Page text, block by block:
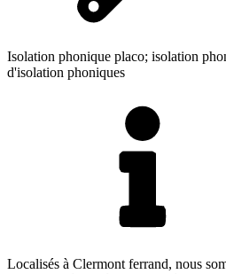
Isolation phonique placo; isolation
d'isolation phoniques
Localisés à Clermont ferrand, nous